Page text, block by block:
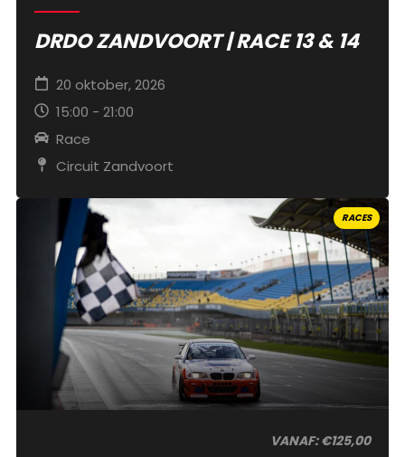
DRDO ZANDVOORT | RACE 13 & 14
20 oktober, 2026
15:00 - 21:00
Race
Circuit Zandvoort
RACES
VANAF: €125,00